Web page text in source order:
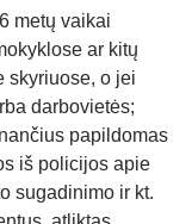
metų vaikai
ar kitų
skyriuose, o jei
darbovietės;
papildomas
iš policijos apie
sugadinimo ir kt.